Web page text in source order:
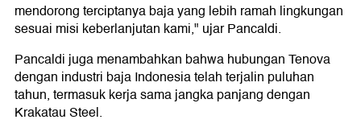
mendorong terciptanya baja yang lebih ramah lingkungan
sesuai misi keberlanjutan kami," ujar Pancaldi.
Pancaldi juga menambahkan bahwa hubungan Tenova
dengan industri baja Indonesia telah terjalin puluhan
tahun, termasuk kerja sama jangka panjang dengan
Krakatau Steel.